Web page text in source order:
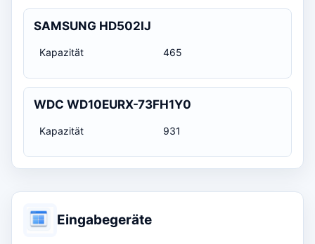
SAMSUNG HD502IJ
Kapazität 465
WDC WD10EURX-73FH1Y0
Kapazität 931
Eingabegeräte